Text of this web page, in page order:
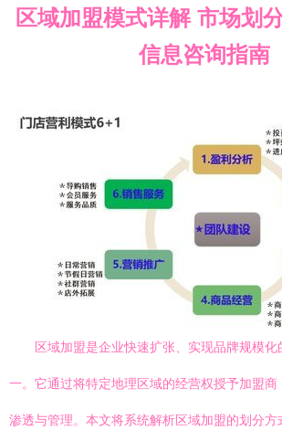
区域加盟模式详解 市场划
信息咨询指南
区域加盟是企业快速扩张、实现品牌规模化
一。它通过将特定地理区域的经营权授予加盟
渗透与管理。本文将系统解析区域加盟的划分